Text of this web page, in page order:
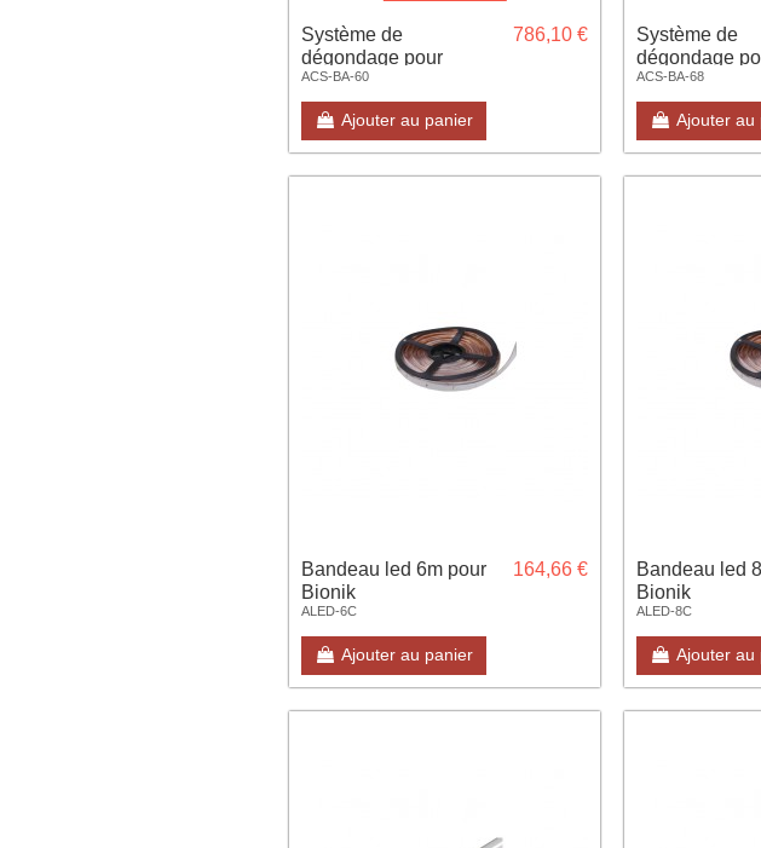
Système de
dégondage pour
barrière Bionik pour
lisse ronde 60
ACS-BA-60
786,10 €
Ajouter au panier
Système de
dégondage
barrière Bionik
lisse diam 68
ACS-BA-68
Ajouter au
Bandeau led 6m pour
Bionik
ALED-6C
164,66 €
Ajouter au panier
Bandeau led
Bionik
ALED-8C
Ajouter au